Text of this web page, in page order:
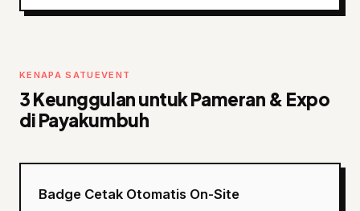
KENAPA SATUEVENT
3 Keunggulan untuk Pameran & Expo
di Payakumbuh
Badge Cetak Otomatis On-Site